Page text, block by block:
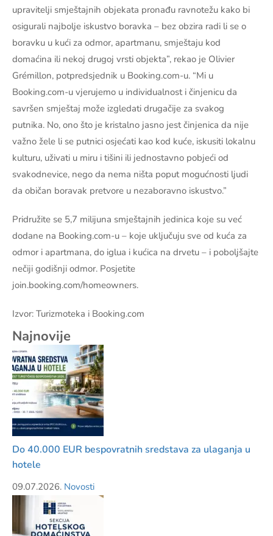
upravitelji smještajnih objekata pronađu ravnotežu kako bi
osigurali najbolje iskustvo boravka – bez obzira radi li se o
boravku u kući za odmor, apartmanu, smještaju kod
domaćina ili nekoj drugoj vrsti objekta”, rekao je Olivier
Grémillon, potpredsjednik u Booking.com-u. “Mi u
Booking.com-u vjerujemo u individualnost i činjenicu da
savršen smještaj može izgledati drugačije za svakog
putnika. No, ono što je kristalno jasno jest činjenica da nije
važno žele li se putnici osjećati kao kod kuće, iskusiti lokalnu
kulturu, uživati u miru i tišini ili jednostavno pobjeći od
svakodnevice, nego da nema ništa poput mogućnosti ljudi
da običan boravak pretvore u nezaboravno iskustvo.”
Pridružite se 5,7 milijuna smještajnih jedinica koje su već
dodane na Booking.com-u – koje uključuju sve od kuća za
odmor i apartmana, do iglua i kućica na drvetu – i poboljšajte
nečiji godišnji odmor. Posjetite
join.booking.com/homeowners.
Izvor: Turizmoteka i Booking.com
Najnovije
Do 40.000 EUR bespovratnih sredstava za ulaganja u
hotele
09.07.2026. Novosti